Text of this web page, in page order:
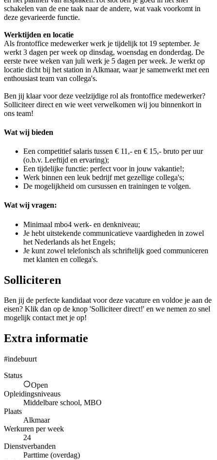
schakelen van de ene taak naar de andere, wat vaak voorkomt in
deze gevarieerde functie.
Werktijden en locatie
Als frontoffice medewerker werk je tijdelijk tot 19 september. Je
werkt 3 dagen per week op dinsdag, woensdag en donderdag. De
eerste twee weken van juli werk je 5 dagen per week. Je werkt op
locatie dicht bij het station in Alkmaar, waar je samenwerkt met een
enthousiast team van collega's.
Ben jij klaar voor deze veelzijdige rol als frontoffice medewerker?
Solliciteer direct en wie weet verwelkomen wij jou binnenkort in
ons team!
Wat wij bieden
Een competitief salaris tussen € 11,- en € 15,- bruto per uur
(o.b.v. Leeftijd en ervaring);
Een tijdelijke functie: perfect voor in jouw vakantie!;
Werk binnen een leuk bedrijf met gezellige collega's;
De mogelijkheid om cursussen en trainingen te volgen.
Wat wij vragen:
Minimaal mbo4 werk- en denkniveau;
Je hebt uitstekende communicatieve vaardigheden in zowel
het Nederlands als het Engels;
Je kunt zowel telefonisch als schriftelijk goed communiceren
met klanten en collega's.
Solliciteren
Ben jij de perfecte kandidaat voor deze vacature en voldoe je aan de
eisen? Klik dan op de knop 'Solliciteer direct!' en we nemen zo snel
mogelijk contact met je op!
Extra informatie
#indebuurt
Status
Open
Opleidingsniveaus
Middelbare school, MBO
Plaats
Alkmaar
Werkuren per week
24
Dienstverbanden
Parttime (overdag)